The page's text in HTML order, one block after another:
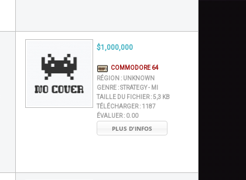
$1,000,000
COMMODORE 64
RÉGION : UNKNOWN
GENRE :STRATEGY - MI
TAILLE DU FICHIER :5,3 KB
TÉLÉCHARGER : 1187
ÉVALUER : 0.00
PLUS D'INFOS